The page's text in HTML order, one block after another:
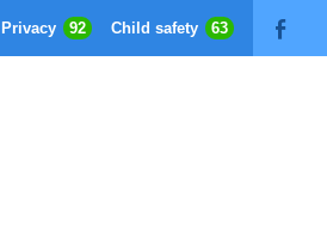
F
Privacy 92 Child safety 63